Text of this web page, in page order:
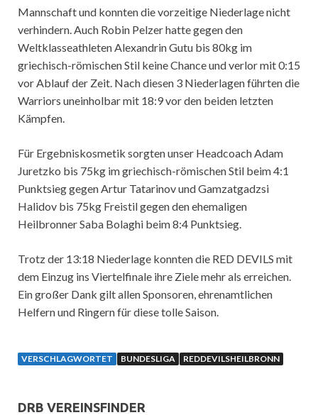
Mannschaft und konnten die vorzeitige Niederlage nicht
verhindern. Auch Robin Pelzer hatte gegen den
Weltklasseathleten Alexandrin Gutu bis 80kg im
griechisch-römischen Stil keine Chance und verlor mit 0:15
vor Ablauf der Zeit. Nach diesen 3 Niederlagen führten die
Warriors uneinholbar mit 18:9 vor den beiden letzten
Kämpfen.
Für Ergebniskosmetik sorgten unser Headcoach Adam
Juretzko bis 75kg im griechisch-römischen Stil beim 4:1
Punktsieg gegen Artur Tatarinov und Gamzatgadzsi
Halidov bis 75kg Freistil gegen den ehemaligen
Heilbronner Saba Bolaghi beim 8:4 Punktsieg.
Trotz der 13:18 Niederlage konnten die RED DEVILS mit
dem Einzug ins Viertelfinale ihre Ziele mehr als erreichen.
Ein großer Dank gilt allen Sponsoren, ehrenamtlichen
Helfern und Ringern für diese tolle Saison.
VERSCHLAGWORTET BUNDESLIGA REDDEVILSHEILBRONN
DRB VEREINSFINDER